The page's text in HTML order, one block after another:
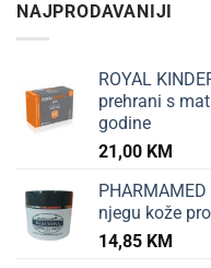
NAJPRODAVANIJI
ROYAL
prehrani s
godine
21,00 KM
njegu kože
14,85 KM